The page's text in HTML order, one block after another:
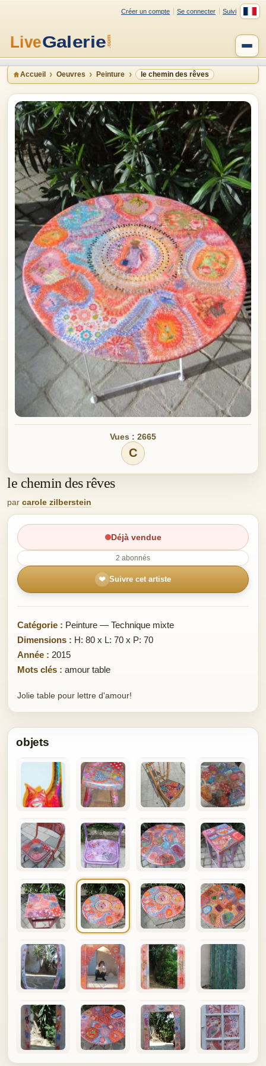
Créer un compte Se connecter Suivi
Accueil Oeuvres Peinture le chemin des rêves
Vues : 2665
C
le chemin des rêves
par carole zilberstein
Déjà vendue
2 abonnés
❤ Suivre cet artiste
Catégorie : Peinture — Technique mixte
Dimensions : H: 80 x L: 70 x P: 70
Année : 2015
Mots clés : amour table
Jolie table pour lettre d'amour!
objets